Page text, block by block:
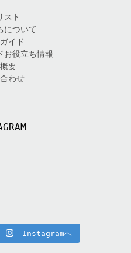
スト
について
イド
お役立ち情報
要
わせ
Instagramへ